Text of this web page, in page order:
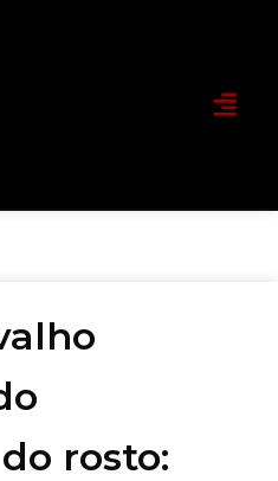
rosto: